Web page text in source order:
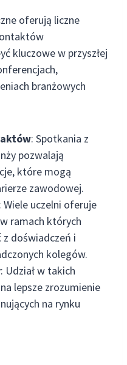
oferują liczne
kluczowe w przyszłej
branżowych
: Spotkania z
pozwalają
które mogą
zawodowej.
: Wiele uczelni oferuje
ramach których
doświadczeń i
kolegów.
: Udział w takich
lepsze zrozumienie
na rynku